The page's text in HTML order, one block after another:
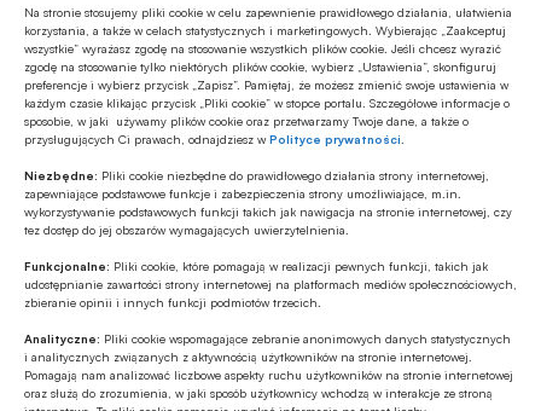
Na stronie stosujemy pliki cookie w celu zapewnienie prawidłowego działania, ułatwienia
korzystania, a także w celach statystycznych i marketingowych. Wybierając „Zaakceptuj
wszystkie” wyrażasz zgodę na stosowanie wszystkich plików cookie. Jeśli chcesz wyrazić
zgodę na stosowanie tylko niektórych plików cookie, wybierz „Ustawienia”, skonfiguruj
preferencje i wybierz przycisk „Zapisz”. Pamiętaj, że możesz zmienić swoje ustawienia w
każdym czasie klikając przycisk „Pliki cookie” w stopce portalu. Szczegółowe informacje o
sposobie, w jaki używamy plików cookie oraz przetwarzamy Twoje dane, a także o
przysługujących Ci prawach, odnajdziesz wPolityce prywatności
Niezbędne: Pliki cookie niezbędne do prawidłowego działania strony internetowej,
zapewniające podstawowe funkcje i zabezpieczenia strony umożliwiające, m.in.
wykorzystywanie podstawowych funkcji takich jak nawigacja na stronie internetowej, czy
tez dostęp do jej obszarów wymagających uwierzytelnienia.
Funkcjonalne: Pliki cookie, które pomagają w realizacji pewnych funkcji, takich jak
udostępnianie zawartości strony internetowej na platformach mediów społecznościowych,
zbieranie opinii i innych funkcji podmiotów trzecich.
Analityczne: Pliki cookie wspomagające zebranie anonimowych danych statystycznych
i analitycznych związanych z aktywnością użytkowników na stronie internetowej.
Pomagają nam analizować liczbowe aspekty ruchu użytkowników na stronie internetowej
oraz służą do zrozumienia, w jaki sposób użytkownicy wchodzą w interakcje ze stroną
Źródło
BANK.pl
Z RYNKU FINANSOWEGO
Konieczna zmiana sposobu
finansowania potrzeb polskich sił
zbrojnych